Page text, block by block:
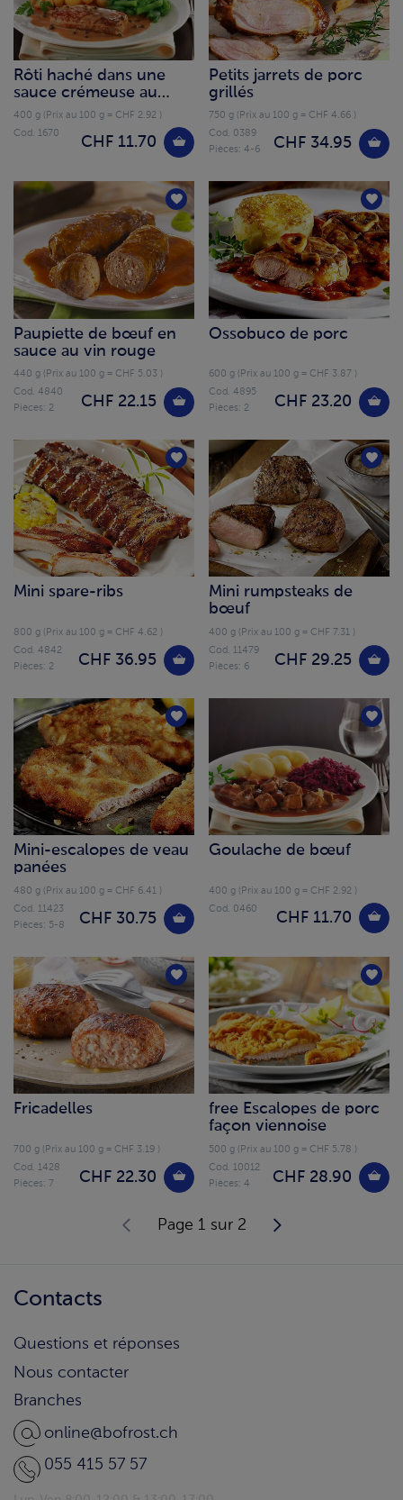
Rôti haché dans une
sauce crémeuse au
poivre
400 g (Prix au 100 g = CHF 2.92 )
CHF 11.70
Cod. 1670
Petits jarrets de porc
grillés
750 g (Prix au 100 g = CHF 4.66 )
CHF 34.95
Cod. 0389
Pièces: 4-6
Paupiette de bœuf en
sauce au vin rouge
440 g (Prix au 100 g = CHF 5.03 )
CHF 22.15
Cod. 4840
Pièces: 2
Ossobuco de porc
600 g (Prix au 100 g = CHF 3.87 )
CHF 23.20
Cod. 4895
Pièces: 2
Mini spare-ribs
800 g (Prix au 100 g = CHF 4.62 )
CHF 36.95
Cod. 4842
Pièces: 2
Mini rumpsteaks de
bœuf
400 g (Prix au 100 g = CHF 7.31 )
CHF 29.25
Cod. 11479
Pièces: 6
Mini-escalopes de veau
panées
480 g (Prix au 100 g = CHF 6.41 )
CHF 30.75
Cod. 11423
Pièces: 5-8
Goulache de bœuf
400 g (Prix au 100 g = CHF 2.92 )
CHF 11.70
Cod. 0460
Fricadelles
700 g (Prix au 100 g = CHF 3.19 )
CHF 22.30
Cod. 1428
Pièces: 7
free Escalopes de porc
façon viennoise
500 g (Prix au 100 g = CHF 5.78 )
CHF 28.90
Cod. 10012
Pièces: 4
Page 1 sur 2
Contacts
Questions et réponses
Nous contacter
Branches
online@bofrost.ch
055 415 57 57